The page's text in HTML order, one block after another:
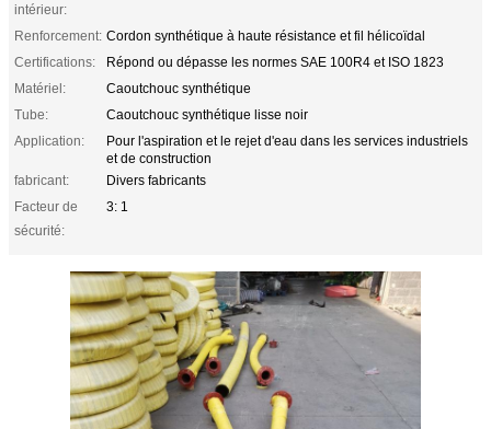
intérieur:
Renforcement: Cordon synthétique à haute résistance et fil hélicoïdal
Certifications:
Répond ou dépasse les normes SAE 100R4 et ISO 1823
Matériel:
Caoutchouc synthétique
Tube:
Caoutchouc synthétique lisse noir
Application:
Pour l'aspiration et le rejet d'eau dans les services industriels
et de construction
fabricant:
Divers fabricants
Facteur de
sécurité:
3: 1